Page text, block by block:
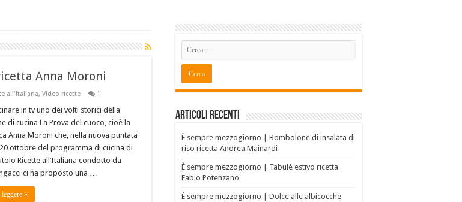
Anna Moroni
all'Italiana, Video ricette 1
in tv uno dei volti storici della
di cucina La Prova del cuoco, cioè la
Anna Moroni che, nella nuova puntata
ottobre del programma di cucina di
Ricette all’Italiana condotto da
ci ha proposto una …
»
Articoli recenti
È sempre mezzogiorno | Bombolone di insalata di
riso ricetta Andrea Mainardi
È sempre mezzogiorno | Tabulè estivo ricetta
Fabio Potenzano
È sempre mezzogiorno | Dolce alle albicocche